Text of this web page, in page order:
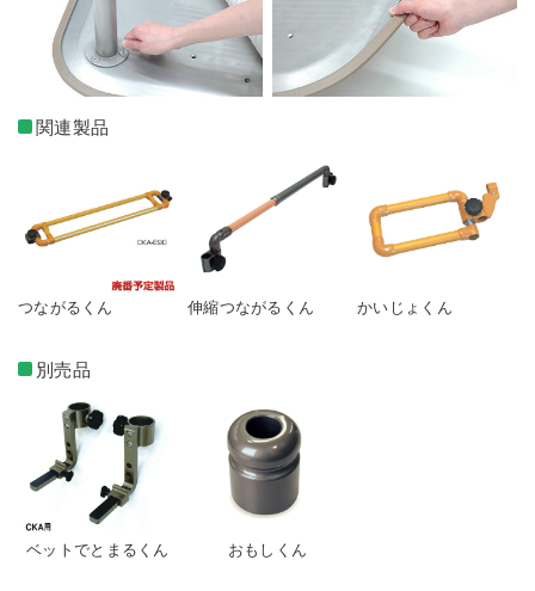
関連製品
つながるくん 伸縮つながるくん かいじょくん
別売品
ベットでとまるくん おもしくん